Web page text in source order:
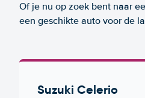
Of je nu op zoek bent naar
een geschikte auto voor de
Suzuki Celerio